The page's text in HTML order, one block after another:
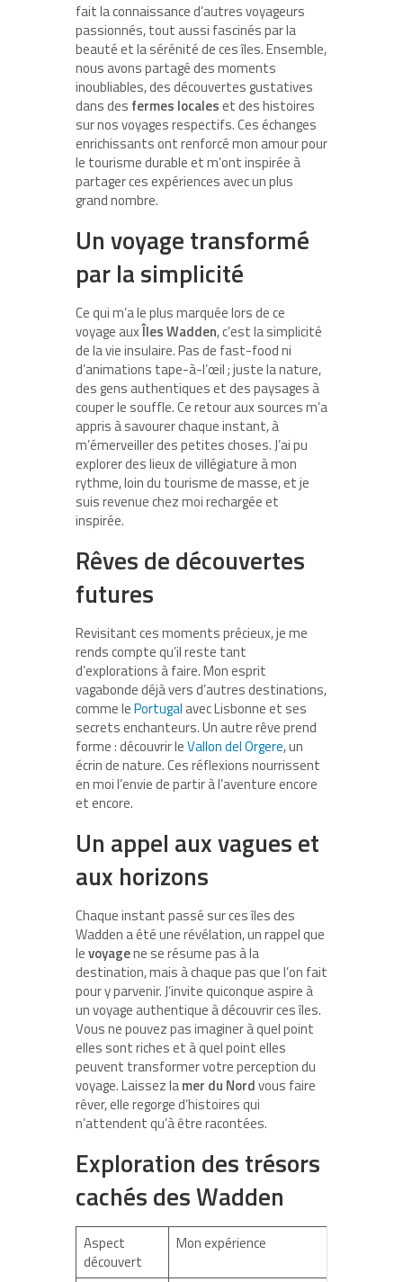
fait la connaissance d’autres voyageurs
passionnés, tout aussi fascinés par la
beauté et la sérénité de ces îles. Ensemble,
nous avons partagé des moments
inoubliables, des découvertes gustatives
dans des fermes localeset des histoires
sur nos voyages respectifs. Ces échanges
enrichissants ont renforcé mon amour pour
le tourisme durable et m’ont inspirée à
partager ces expériences avec un plus
grand nombre.
Un voyage transformé
par la simplicité
Ce qui m’a le plus marquée lors de ce
voyage auxÎles Wadden, c’est la simplicité
de la vie insulaire. Pas de fast-food ni
d’animations tape-à-l’œil ; juste la nature,
des gens authentiques et des paysages à
couper le souffle. Ce retour aux sources m’a
appris à savourer chaque instant, à
m’émerveiller des petites choses. J’ai pu
explorer des lieux de villégiature à mon
rythme, loin du tourisme de masse, et je
suis revenue chez moi rechargée et
inspirée.
Rêves de découvertes
futures
Revisitant ces moments précieux, je me
rends compte qu’il reste tant
d’explorations à faire. Mon esprit
vagabonde déjà vers d’autres destinations,
comme lePortugal avec Lisbonne et ses
secrets enchanteurs. Un autre rêve prend
forme : découvrir leVallon del Orgere, un
écrin de nature. Ces réflexions nourrissent
en moi l’envie de partir à l’aventure encore
et encore.
Un appel aux vagues et
aux horizons
Chaque instant passé sur ces îles des
Wadden a été une révélation, un rappel que
levoyagene se résume pas à la
destination, mais à chaque pas que l’on fait
pour y parvenir. J’invite quiconque aspire à
un voyage authentique à découvrir ces îles.
Vous ne pouvez pas imaginer à quel point
elles sont riches et à quel point elles
peuvent transformer votre perception du
voyage. Laissez lamer du Nordvous faire
rêver, elle regorge d’histoires qui
n’attendent qu’à être racontées.
Exploration des trésors
cachés des Wadden
Aspect
découvert
Mon expérience